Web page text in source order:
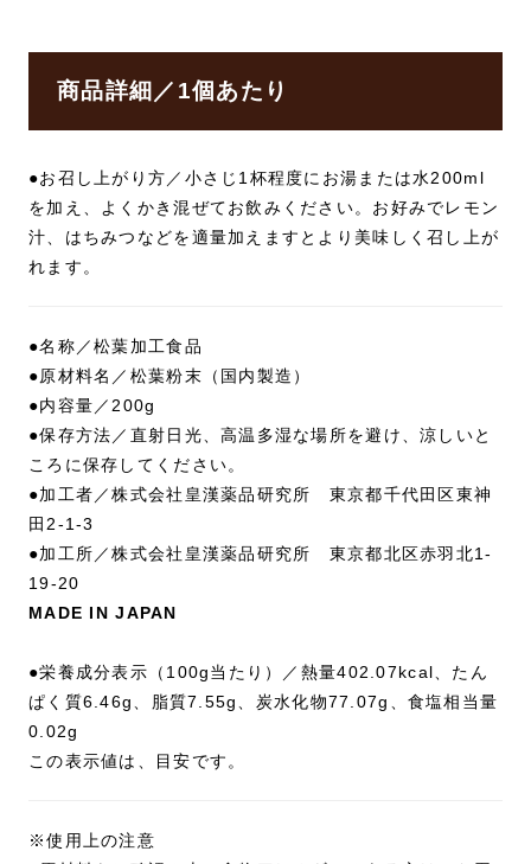
商品詳細／1個あたり
●お召し上がり方／小さじ1杯程度にお湯または水200ml
を加え、よくかき混ぜてお飲みください。お好みでレモン
汁、はちみつなどを適量加えますとより美味しく召し上が
れます。
●名称／松葉加工食品
●原材料名／松葉粉末（国内製造）
●内容量／200g
●保存方法／直射日光、高温多湿な場所を避け、涼しいと
ころに保存してください。
●加工者／株式会社皇漢薬品研究所 東京都千代田区東神
田2-1-3
●加工所／株式会社皇漢薬品研究所 東京都北区赤羽北1-
19-20
MADE IN JAPAN
●栄養成分表示（100g当たり）／熱量402.07kcal、たん
ぱく質6.46g、脂質7.55g、炭水化物77.07g、食塩相当量
0.02g
この表示値は、目安です。
※使用上の注意